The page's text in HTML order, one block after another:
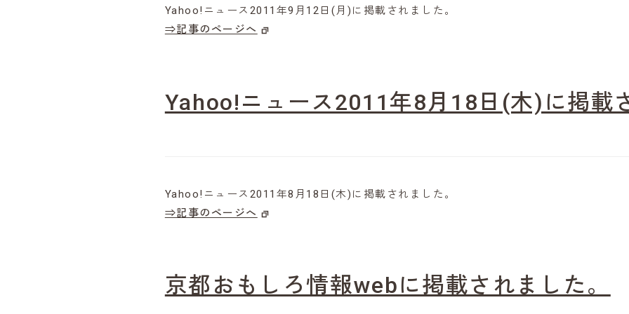
Yahoo!ニュース2011年9月12日(月)に掲載されました。
⇒記事のページへ
Yahoo!ニュース2011年8月18日(木)に掲載
Yahoo!ニュース2011年8月18日(木)に掲載されました。
⇒記事のページへ
京都おもしろ情報webに掲載されました。